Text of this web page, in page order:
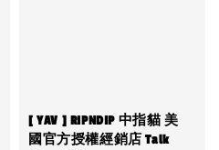
[ YAV ] RIPNDIP 中指貓 美
國官方授權經銷店 Talk